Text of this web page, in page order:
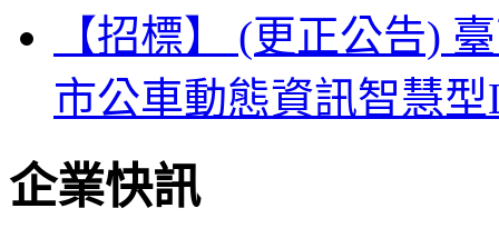
【招標】 (更正公告)
市公車動態資訊智慧
企業快訊